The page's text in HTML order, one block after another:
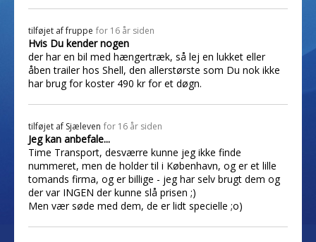
tilføjet affruppe for 16 år siden
Hvis Du kender nogen
der har en bil med hængertræk, så lej en lukket eller
åben trailer hos Shell, den allerstørste som Du nok ikke
har brug for koster 490 kr for et døgn.
tilføjet af Sjæleven for 16 år siden
Jeg kan anbefale...
Time Transport, desværre kunne jeg ikke finde
nummeret, men de holder til i København, og er et lille
tomands firma, og er billige - jeg har selv brugt dem og
der var INGEN der kunne slå prisen ;)
Men vær søde med dem, de er lidt specielle ;o)